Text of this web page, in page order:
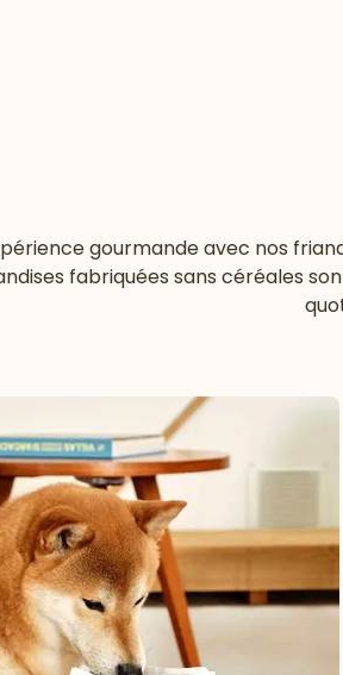
gourmande avec nos
fabriquées sans céréales